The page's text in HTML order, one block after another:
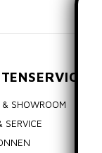
SHOWROOM
SERVICE